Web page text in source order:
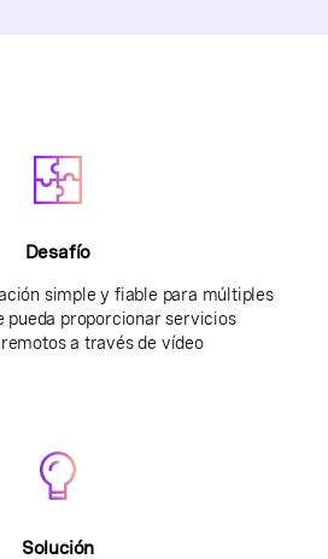
Desafío
simple y fiable para múltiples
pueda proporcionar servicios
a través de vídeo
Solución